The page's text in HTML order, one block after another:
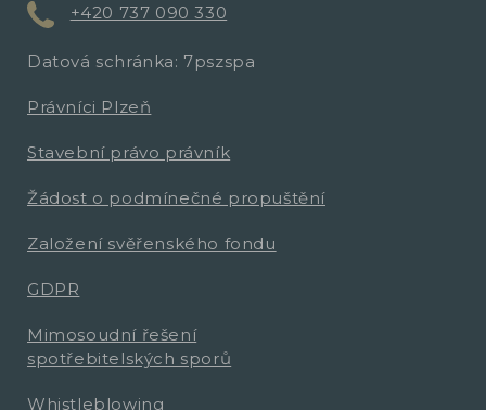
+420 737 090 330
Datová schránka: 7pszspa
Právníci Plzeň
Stavební právo právník
Žádost o podmínečné propuštění
Založení svěřenského fondu
GDPR
Mimosoudní řešení
spotřebitelských sporů
Whistleblowing